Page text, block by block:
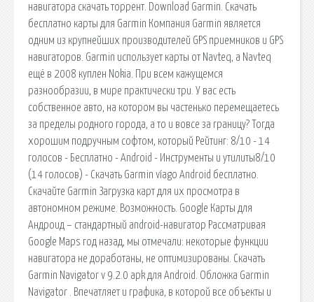
навигатора скачать торрент. Download Garmin. Скачать
бесплатно карты для Garmin Компания Garmin является
одним из крупнейших производителей GPS приемников и GPS
навигаторов. Garmin использует карты от Navteq, а Navteq
ещё в 2008 куплен Nokia. При всем кажущемся
разнообразии, в мире практически три. У вас есть
собственное авто, на котором вы частенько перемещаетесь
за пределы родного города, а то и вовсе за границу? Тогда
хорошим подручным софтом, который Рейтинг: 8/10 - 14
голосов - Бесплатно - Android - Инструменты и утилиты8/10
(14 голосов) - Скачать Garmin víago Android бесплатно.
Скачайте Garmin Загрузка карт для их просмотра в
автономном режиме. Возможность. Google Карты для
Андроид – стандартный android-навигатор Рассматривая
Google Maps год назад, мы отмечали: некоторые функции
навигатора не доработаны, не оптимизированы. Скачать
Garmin Navigator v 9.2.0 apk для Android. Обложка Garmin
Navigator . Впечатляет и графика, в которой все объекты и